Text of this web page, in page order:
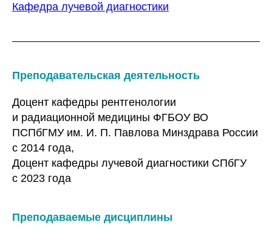
Кафедра лучевой диагностики
Преподавательская деятельность
Доцент кафедры рентгенологии
и радиационной медицины ФГБОУ ВО
ПСПбГМУ им. И. П. Павлова Минздрава России
с 2014 года,
Доцент кафедры лучевой диагностики СПбГУ
с 2023 года
Преподаваемые дисциплины